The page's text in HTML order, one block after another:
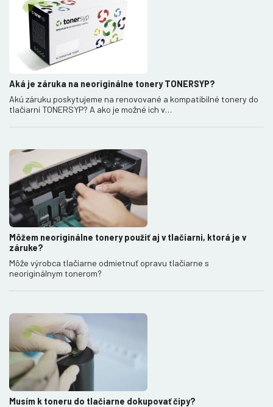
Aká je záruka na neoriginálne tonery TONERSYP?
Akú záruku poskytujeme na renovované a kompatibilné tonery do
tlačiarní TONERSYP? A ako je možné ich v…
Môžem neoriginálne tonery použiť aj v tlačiarni, ktorá je v
záruke?
Môže výrobca tlačiarne odmietnuť opravu tlačiarne s
neoriginálnym tonerom?
Musím k toneru do tlačiarne dokupovať čipy?